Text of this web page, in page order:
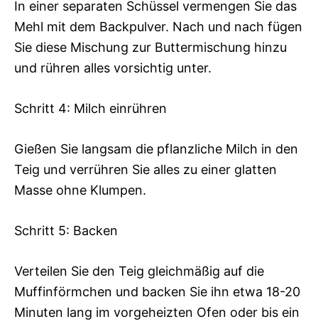
In einer separaten Schüssel vermengen Sie das
Mehl mit dem Backpulver. Nach und nach fügen
Sie diese Mischung zur Buttermischung hinzu
und rühren alles vorsichtig unter.
Schritt 4: Milch einrühren
Gießen Sie langsam die pflanzliche Milch in den
Teig und verrühren Sie alles zu einer glatten
Masse ohne Klumpen.
Schritt 5: Backen
Verteilen Sie den Teig gleichmäßig auf die
Muffinförmchen und backen Sie ihn etwa 18-20
Minuten lang im vorgeheizten Ofen oder bis ein